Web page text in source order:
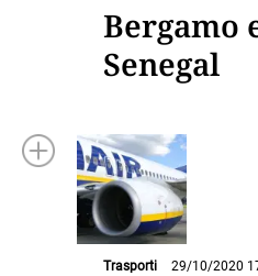
Bergamo
Senegal
Trasporti 29/10/2020